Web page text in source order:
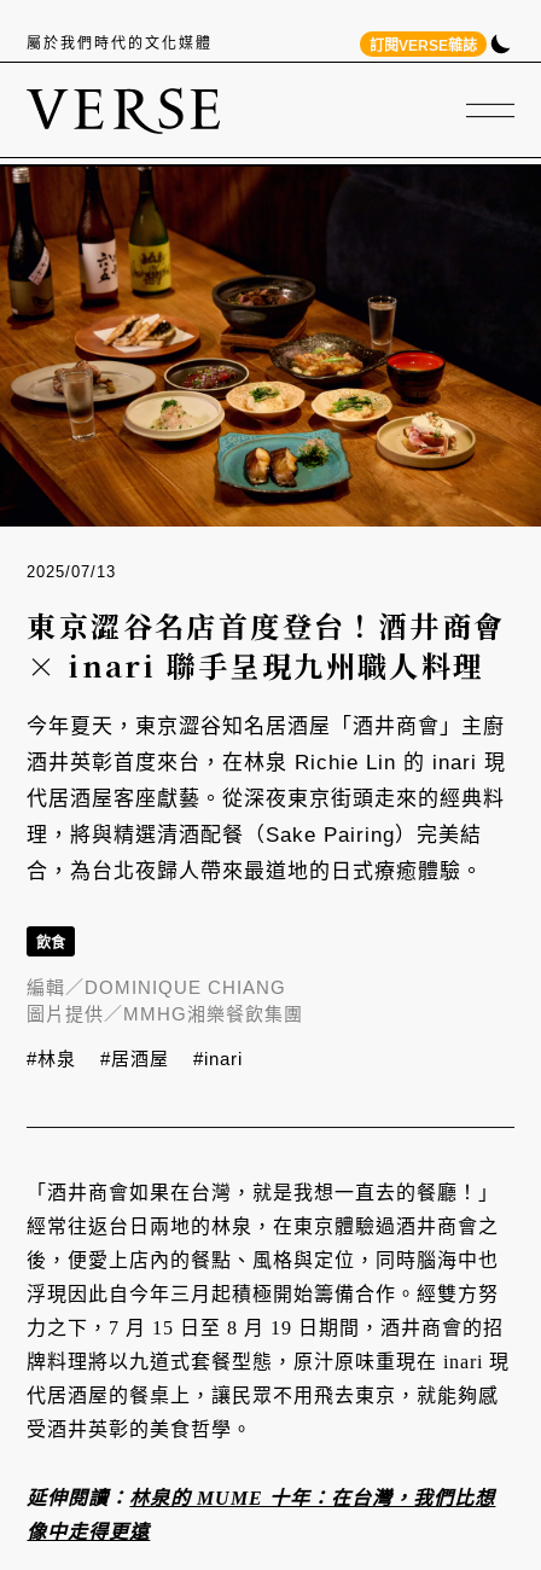
屬於我們時代的文化媒體 訂閱VERSE雜誌
2025/07/13
東京澀谷名店首度登台！酒井商會
× inari 聯手呈現九州職人料理
今年夏天，東京澀谷知名居酒屋「酒井商會」主廚
酒井英彰首度來台，在林泉 Richie Lin 的 inari 現
代居酒屋客座獻藝。從深夜東京街頭走來的經典料
理，將與精選清酒配餐（Sake Pairing）完美結
合，為台北夜歸人帶來最道地的日式療癒體驗。
「酒井商會如果在台灣，就是我想一直去的餐廳！」
經常往返台日兩地的林泉，在東京體驗過酒井商會之
後，便愛上店內的餐點、風格與定位，同時腦海中也
浮現因此自今年三月起積極開始籌備合作。經雙方努
力之下，7 月 15 日至 8 月 19 日期間，酒井商會的招
牌料理將以九道式套餐型態，原汁原味重現在 inari 現
代居酒屋的餐桌上，讓民眾不用飛去東京，就能夠感
受酒井英彰的美食哲學。
延伸閱讀： 林泉的 MUME 十年：在台灣，我們比想
像中走得更遠
飲食
編輯／DOMINIQUE CHIANG
圖片提供／MMHG湘樂餐飲集團
#林泉 #居酒屋 #inari